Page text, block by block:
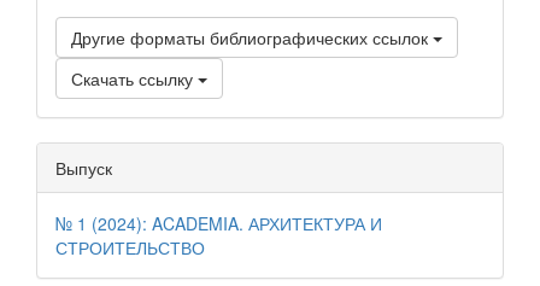
Другие форматы библиографических ссылок
Скачать ссылку
Выпуск
№ 1 (2024): ACADEMIA. АРХИТЕКТУРА И
СТРОИТЕЛЬСТВО